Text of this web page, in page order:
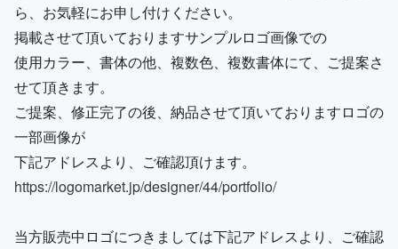
ら、お気軽にお申し付けください。
掲載させて頂いておりますサンプルロゴ画像での
使用カラー、書体の他、複数色、複数書体にて、ご提案さ
せて頂きます。
ご提案、修正完了の後、納品させて頂いておりますロゴの
一部画像が
下記アドレスより、ご確認頂けます。
https://logomarket.jp/designer/44/portfolio/
当方販売中ロゴにつきましては下記アドレスより、ご確認